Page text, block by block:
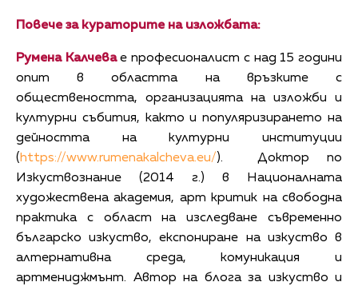
Повече за кураторите на изложбата:
Румена Калчевае професионалист с над 15 години
опит в областта на връзките с
обществеността, организацията на изложби и
културни събития, както и популяризирането на
дейността на културни институции
( https://www.rumenakalcheva.eu/). Доктор по
Изкуствознание (2014 г.) в Националната
художествена академия, арт критик на свободна
практика с област на изследване съвременно
българско изкуство, експониране на изкуство в
алтернативна среда, комуникация и
артмениджмънт. Автор на блога за изкуство и